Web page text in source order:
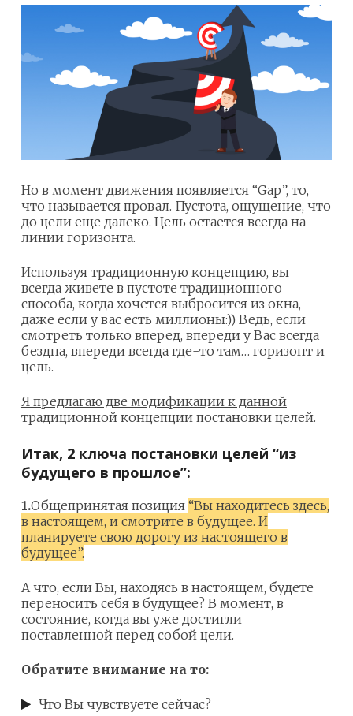
Но в момент движения появляется “Gap”, то,
что называется провал. Пустота, ощущение, что
до цели еще далеко. Цель остается всегда на
линии горизонта.
Используя традиционную концепцию, вы
всегда живете в пустоте традиционного
способа, когда хочется выбросится из окна,
даже если у вас есть миллионы:)) Ведь, если
смотреть только вперед, впереди у Вас всегда
бездна, впереди всегда где-то там… горизонт и
цель.
Я предлагаю две модификации к данной
традиционной концепции постановки целей.
Итак, 2 ключа постановки целей “из
будущего в прошлое”:
1.Общепринятая позиция “Вы находитесь здесь,
в настоящем, и смотрите в будущее. И
планируете свою дорогу из настоящего в
будущее”.
А что, если Вы, находясь в настоящем, будете
переносить себя в будущее? В момент, в
состояние, когда вы уже достигли
поставленной перед собой цели.
Обратите внимание на то:
Что Вы чувствуете сейчас?